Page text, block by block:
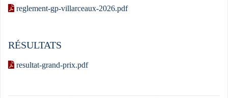
reglement-gp-villarceaux-2026.pdf
RÉSULTATS
resultat-grand-prix.pdf